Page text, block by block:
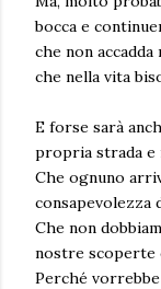
bocca e
che non
che nella vita
E forse sarà
propria strada
Che ognuno
consapevolezza
Che non
nostre scoperte
Perché